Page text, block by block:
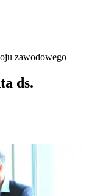
zawodowego
ds.